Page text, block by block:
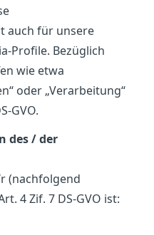
auch für unsere
Profile. Bezüglich
wie etwa
oder „Verarbeitung“
GVO.
des / der
(nachfolgend
4 Zif. 7 DS-GVO ist: